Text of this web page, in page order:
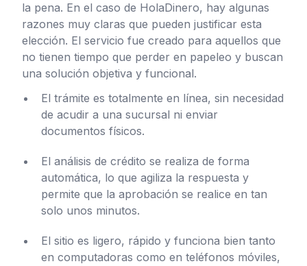
la pena. En el caso de HolaDinero, hay algunas
razones muy claras que pueden justificar esta
elección. El servicio fue creado para aquellos que
no tienen tiempo que perder en papeleo y buscan
una solución objetiva y funcional.
El trámite es totalmente en línea, sin necesidad
de acudir a una sucursal ni enviar
documentos físicos.
El análisis de crédito se realiza de forma
automática, lo que agiliza la respuesta y
permite que la aprobación se realice en tan
solo unos minutos.
El sitio es ligero, rápido y funciona bien tanto
en computadoras como en teléfonos móviles,